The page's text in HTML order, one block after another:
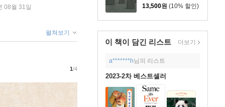
13,500원 (10% 할인)
이 책이 담긴 리스트 더보기
a*******h님의 리스트
2023-2차 베스트셀러
08월 31일
펼쳐보기
1/4